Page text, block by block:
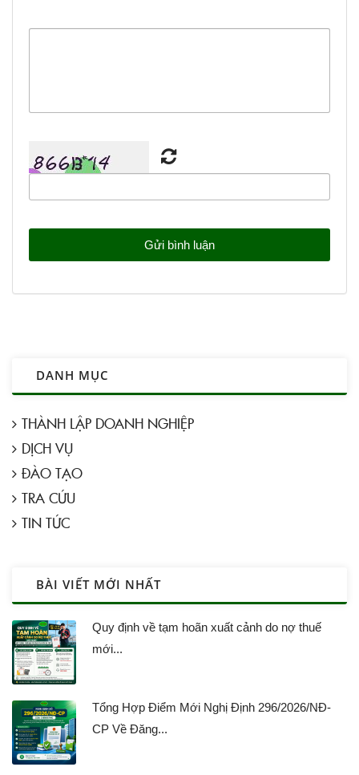
DANH MỤC
THÀNH LẬP DOANH NGHIỆP
DỊCH VỤ
ĐÀO TẠO
TRA CỨU
TIN TỨC
BÀI VIẾT MỚI NHẤT
Quy định về tạm hoãn xuất cảnh do nợ thuế
mới...
Tổng Hợp Điểm Mới Nghị Định 296/2026/NĐ-
CP Về Đăng...